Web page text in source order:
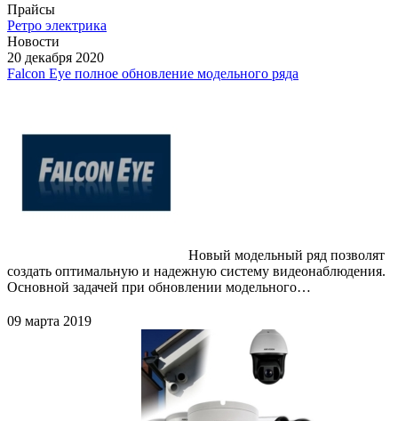
Прайсы
Ретро электрика
Новости
20 декабря 2020
Falcon Eye полное обновление модельного ряда
Новый модельный ряд позволят
создать оптимальную и надежную систему видеонаблюдения.
Основной задачей при обновлении модельного…
09 марта 2019